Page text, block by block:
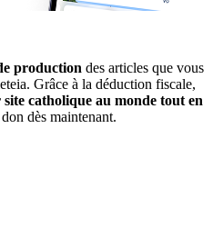
production des articles que vous
Grâce à la déduction fiscale,
catholique au monde tout en
dès maintenant.